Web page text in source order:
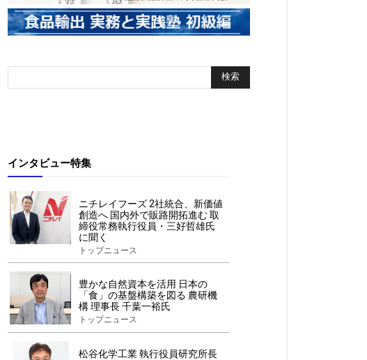
インタビュー特集
ニチレイフーズ 2社統合、新価値
創造へ 国内外で販路開拓進む 取
締役常務執行役員・三好哲雄氏
に聞く
トップニュース
豊かな自然資本を活用 日本の
「食」の基盤構築を図る 農研機
構 理事長 千葉一裕氏
トップニュース
松谷化学工業 執行役員研究所長